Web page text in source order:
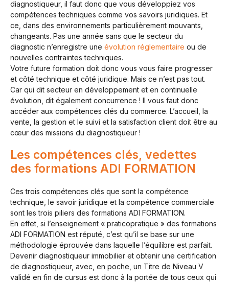
diagnostiqueur, il faut donc que vous développiez vos
compétences techniques comme vos savoirs juridiques. Et
ce, dans des environnements particulièrement mouvants,
changeants. Pas une année sans que le secteur du
diagnostic n’enregistre une évolution réglementaire ou de
nouvelles contraintes techniques.
Votre future formation doit donc vous vous faire progresser
et côté technique et côté juridique. Mais ce n’est pas tout.
Car qui dit secteur en développement et en continuelle
évolution, dit également concurrence ! Il vous faut donc
accéder aux compétences clés du commerce. L’accueil, la
vente, la gestion et le suivi et la satisfaction client doit être au
cœur des missions du diagnostiqueur !
Les compétences clés, vedettes
des formations ADI FORMATION
Ces trois compétences clés que sont la compétence
technique, le savoir juridique et la compétence commerciale
sont les trois piliers des formations ADI FORMATION.
En effet, si l’enseignement « praticopratique » des formations
ADI FORMATION est réputé, c’est qu’il se base sur une
méthodologie éprouvée dans laquelle l’équilibre est parfait.
Devenir diagnostiqueur immobilier et obtenir une certification
de diagnostiqueur, avec, en poche, un Titre de Niveau V
validé en fin de cursus est donc à la portée de tous ceux qui